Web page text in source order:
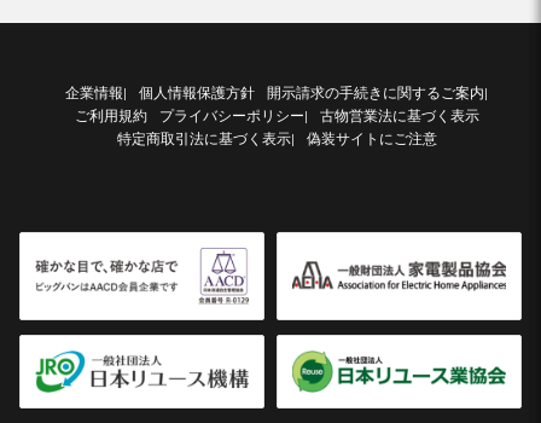
企業情報| 個人情報保護方針 開示請求の手続きに関するご案内|
ご利用規約 プライバシーポリシー|
古物営業法に基づく表示
特定商取引法に基づく表示| 偽装サイトにご注意